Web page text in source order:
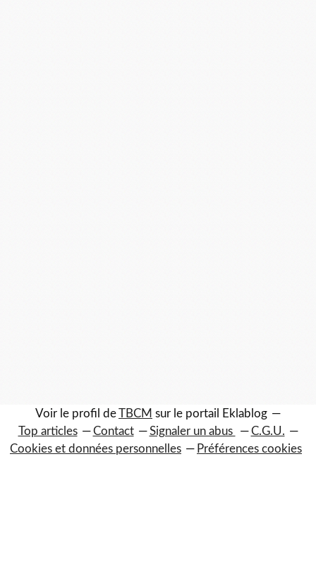
Voir le profil deTBCM sur le portail Eklablog
Top articles
Contact Signaler un abus
C.G.U.
Cookies et données personnelles
Préférences cookies